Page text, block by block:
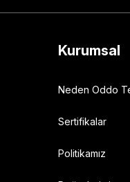
Kurumsal
Neden Oddo
Sertifikalar
Politikamız